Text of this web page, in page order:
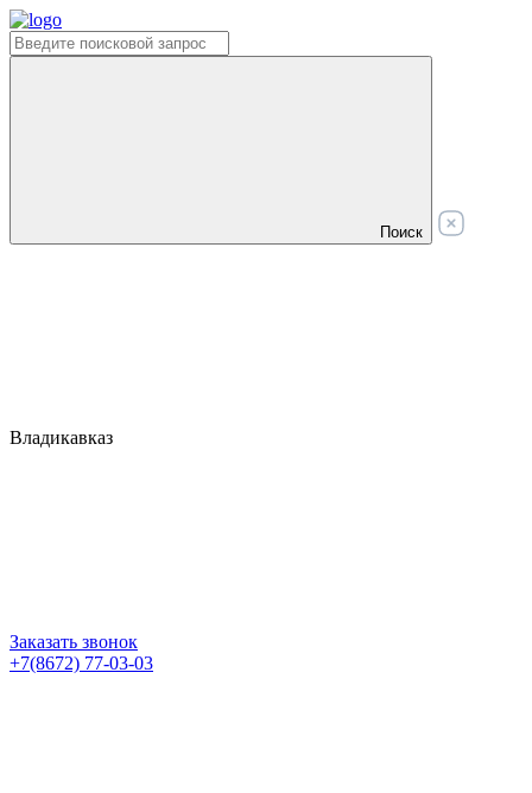
Поиск
Владикавказ
Заказать звонок
+7(8672) 77-03-03